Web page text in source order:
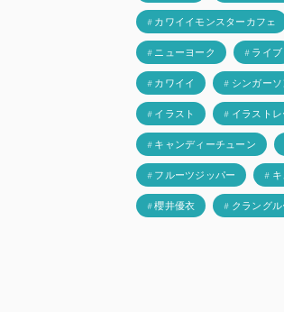
# カワイイモンスターカフェ
# ニューヨーク # ライブ
# カワイイ # シンガー
# イラスト # イラスト
# キャンディーチューン
# フルーツジッパー #
# 櫻井優衣 # クラング